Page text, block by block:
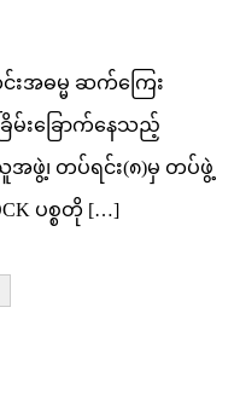
းအဓမ္မ ဆက်ကြေး
မ်းခြောက်နေသည့်
အဖွဲ့၊ တပ်ရင်း(၈)မှ တပ်ဖွဲ့
ပစ္စတို […]